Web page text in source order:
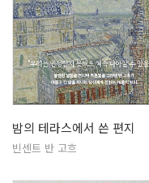
밤의 테라스에서 쓴 편지
빈센트 반 고흐